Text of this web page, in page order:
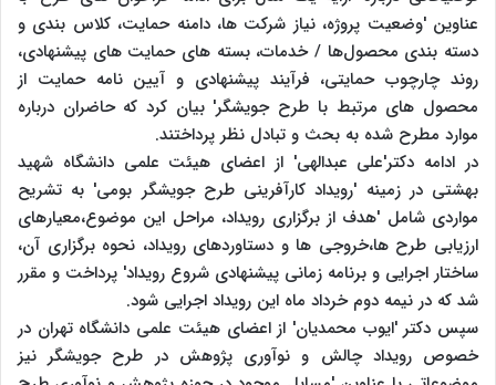
عناوین 'وضعیت پروژه، نیاز شرکت ‌ها، دامنه حمایت، کلاس‌ بندی و
دسته‌ بندی محصول‌ها / خدمات، بسته‌ های حمایت ‌های پیشنهادی،
روند چارچوب حمایتی، فرآیند پیشنهادی و آیین نامه حمایت از
محصول‌ های مرتبط با طرح جویشگر' بیان کرد که حاضران درباره
موارد مطرح شده به بحث و تبادل نظر پرداختند.
در ادامه دکتر'علی عبدالهی' از اعضای هیئت علمی دانشگاه شهید
بهشتی در زمینه 'رویداد کارآفرینی طرح جویشگر بومی' به تشریح
مواردی شامل 'هدف از برگزاری رویداد، مراحل این موضوع،معیارهای
ارزیابی طرح ‌ها،خروجی‌ ها و دستاوردهای رویداد، نحوه برگزاری آن،
ساختار اجرایی و برنامه زمانی پیشنهادی شروع رویداد' پرداخت و مقرر
شد که در نیمه دوم خرداد ماه این رویداد اجرایی شود.
سپس دکتر 'ایوب محمدیان' از اعضای هیئت علمی دانشگاه تهران در
خصوص رویداد چالش و نوآوری پژوهش در طرح جویشگر نیز